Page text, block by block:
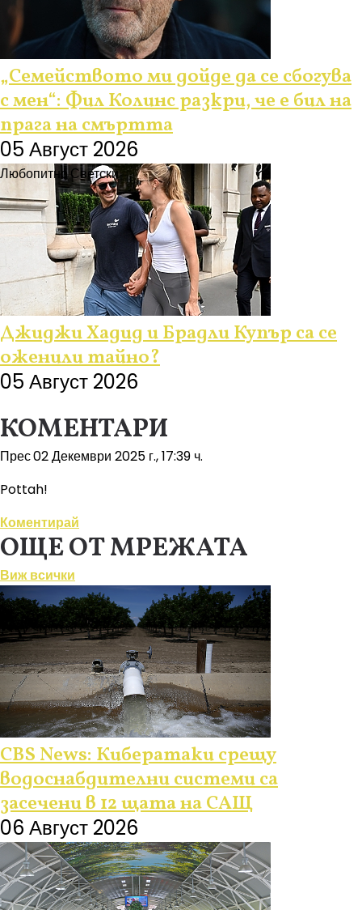
„Семейството ми дойде да се сбогува
с мен“: Фил Колинс разкри, че е бил на
прага на смъртта
05 Август 2026
ЛюбопитноСветски
Джиджи Хадид и Брадли Купър са се
оженили тайно?
05 Август 2026
КОМЕНТАРИ
Прес02 Декември 2025 г., 17:39 ч.
Pottah!
Коментирай
ОЩЕ ОТ МРЕЖАТА
Виж всички
CBS News: Кибератаки срещу
водоснабдителни системи са
засечени в 12 щата на САЩ
06 Август 2026